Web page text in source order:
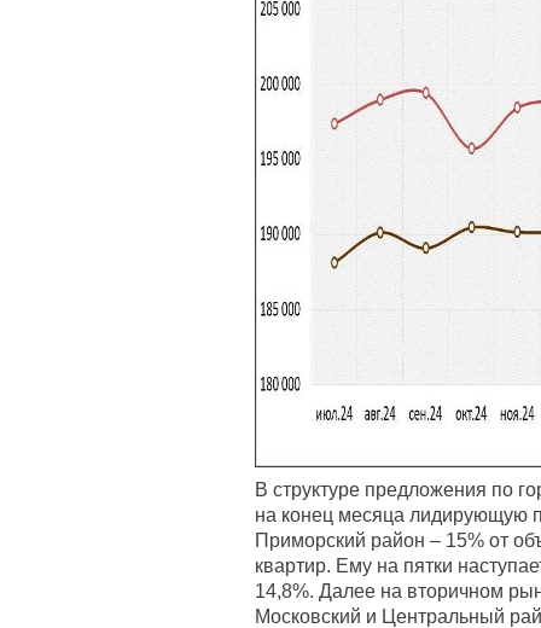
В структуре предложения по
на конец месяца лидирующую
Приморский район – 15% от
квартир. Ему на пятки
14,8%. Далее на вторичном
Московский и Центральный